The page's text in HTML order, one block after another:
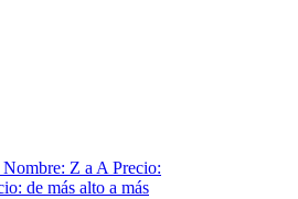
Nombre: Z a APrecio:
de más alto a más